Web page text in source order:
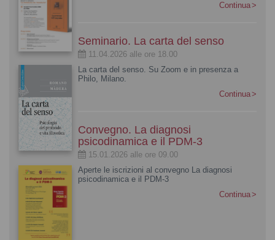
Continua
Seminario. La carta del senso
11.04.2026 alle ore 18.00
La carta del senso. Su Zoom e in presenza a
Philo, Milano.
Continua
Convegno. La diagnosi
psicodinamica e il PDM-3
15.01.2026 alle ore 09.00
Aperte le iscrizioni al convegno La diagnosi
psicodinamica e il PDM-3
Continua